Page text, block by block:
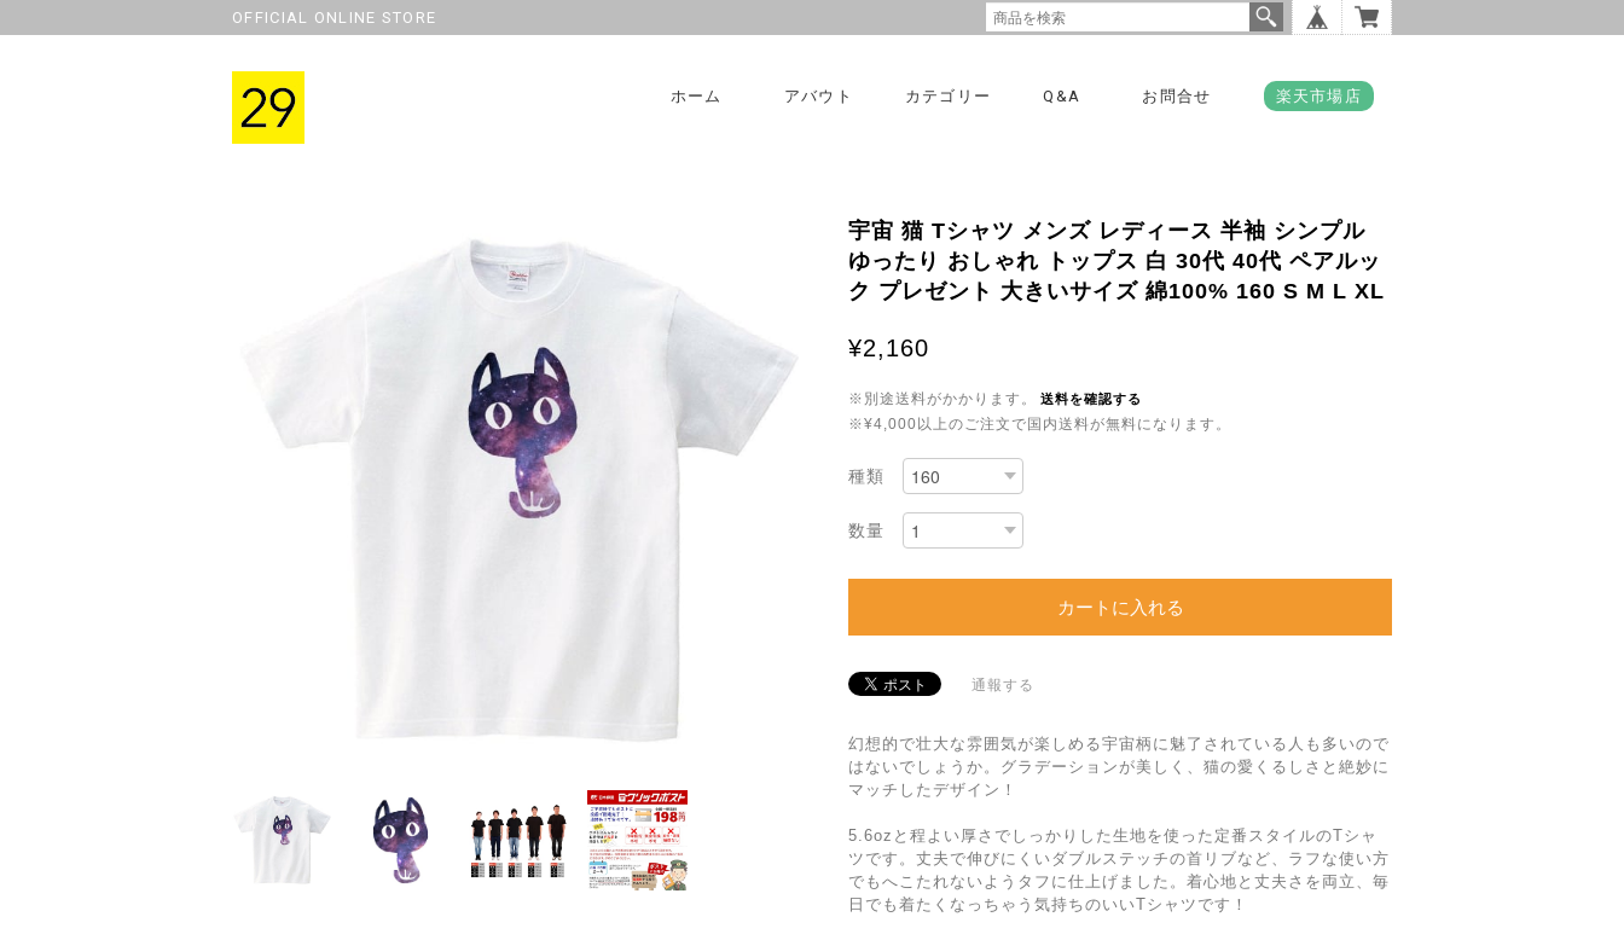
OFFICIAL ONLINE STORE
ホーム アバウト カテゴリー Q&A お問合せ 楽天市場店
宇宙 猫 Tシャツ メンズ レディース 半袖 シンプル
ゆったり おしゃれ トップス 白 30代 40代 ペアルッ
ク プレゼント 大きいサイズ 綿100% 160 S M L XL
¥2,160
※別途送料がかかります。 送料を確認する
※¥4,000以上のご注文で国内送料が無料になります。
種類
数量
カートに入れる
通報する
幻想的で壮大な雰囲気が楽しめる宇宙柄に魅了されている人も多いので
はないでしょうか。グラデーションが美しく、猫の愛くるしさと絶妙に
マッチしたデザイン！
5.6ozと程よい厚さでしっかりした生地を使った定番スタイルのTシャ
ツです。丈夫で伸びにくいダブルステッチの首リブなど、ラフな使い方
でもへこたれないようタフに仕上げました。着心地と丈夫さを両立、毎
日でも着たくなっちゃう気持ちのいいTシャツです！